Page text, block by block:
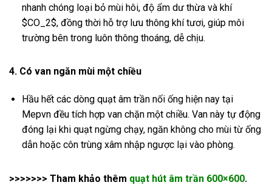
nhanh chóng loại bỏ mùi hôi, độ ẩm dư thừa và khí
$CO_2$, đồng thời hỗ trợ lưu thông khí tươi, giúp môi
trường bên trong luôn thông thoáng, dễ chịu.
4. Có van ngăn mùi một chiều
Hầu hết các dòng quạt âm trần nối ống hiện nay tại
Mepvn đều tích hợp van chặn một chiều. Van này tự động
đóng lại khi quạt ngừng chạy, ngăn không cho mùi từ ống
dẫn hoặc côn trùng xâm nhập ngược lại vào phòng.
>>>>>>> Tham khảo thêm quạt hút âm trần 600×600.